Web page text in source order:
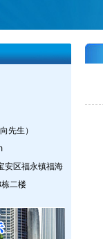
先生）
安区福永镇福海
二楼